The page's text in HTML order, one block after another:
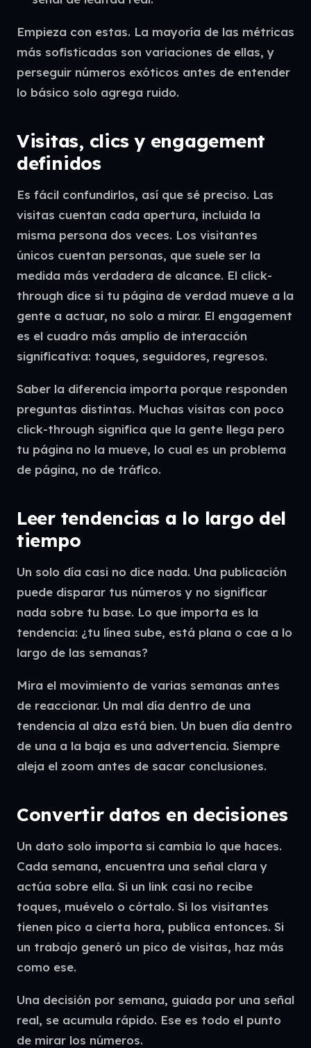
Empieza con estas. La mayoría de las métricas
más sofisticadas son variaciones de ellas, y
perseguir números exóticos antes de entender
lo básico solo agrega ruido.
Visitas, clics y engagement
definidos
Es fácil confundirlos, así que sé preciso. Las
visitas cuentan cada apertura, incluida la
misma persona dos veces. Los visitantes
únicos cuentan personas, que suele ser la
medida más verdadera de alcance. El click-
through dice si tu página de verdad mueve a la
gente a actuar, no solo a mirar. El engagement
es el cuadro más amplio de interacción
significativa: toques, seguidores, regresos.
Saber la diferencia importa porque responden
preguntas distintas. Muchas visitas con poco
click-through significa que la gente llega pero
tu página no la mueve, lo cual es un problema
de página, no de tráfico.
Leer tendencias a lo largo del
tiempo
Un solo día casi no dice nada. Una publicación
puede disparar tus números y no significar
nada sobre tu base. Lo que importa es la
tendencia: ¿tu línea sube, está plana o cae a lo
largo de las semanas?
Mira el movimiento de varias semanas antes
de reaccionar. Un mal día dentro de una
tendencia al alza está bien. Un buen día dentro
de una a la baja es una advertencia. Siempre
aleja el zoom antes de sacar conclusiones.
Convertir datos en decisiones
Un dato solo importa si cambia lo que haces.
Cada semana, encuentra una señal clara y
actúa sobre ella. Si un link casi no recibe
toques, muévelo o córtalo. Si los visitantes
tienen pico a cierta hora, publica entonces. Si
un trabajo generó un pico de visitas, haz más
como ese.
Una decisión por semana, guiada por una señal
real, se acumula rápido. Ese es todo el punto
de mirar los números.